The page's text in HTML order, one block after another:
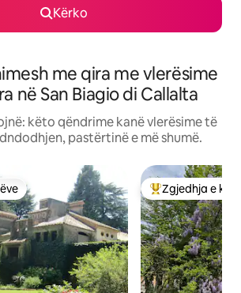
Kërko
me qira me vlerësime
në San Biagio di Callalta
këto qëndrime kanë vlerësime të
pastërtinë e më shumë.
Më të mirat e
Zgjedhja e